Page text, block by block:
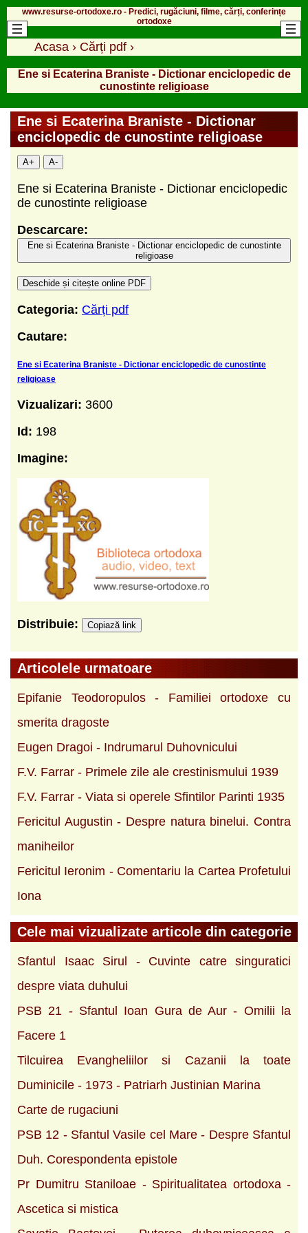
www.resurse-ortodoxe.ro - Predici, rugăciuni, filme, cărți, conferințe
ortodoxe
Acasa › Cărți pdf ›
Ene si Ecaterina Braniste - Dictionar enciclopedic de
cunostinte religioase
Ene si Ecaterina Braniste - Dictionar
enciclopedic de cunostinte religioase
A+ A-
Ene si Ecaterina Braniste - Dictionar enciclopedic
de cunostinte religioase
Descarcare:
Ene si Ecaterina Braniste - Dictionar enciclopedic de cunostinte
religioase
Deschide și citește online PDF
Categoria: Cărți pdf
Cautare:
Ene si Ecaterina Braniste - Dictionar enciclopedic de cunostinte
religioase
Vizualizari: 3600
Id: 198
Imagine:
Distribuie: Copiază link
Articolele urmatoare
Epifanie Teodoropulos - Familiei ortodoxe cu
smerita dragoste
Eugen Dragoi - Indrumarul Duhovnicului
F.V. Farrar - Primele zile ale crestinismului 1939
F.V. Farrar - Viata si operele Sfintilor Parinti 1935
Fericitul Augustin - Despre natura binelui. Contra
maniheilor
Fericitul Ieronim - Comentariu la Cartea Profetului
Iona
Cele mai vizualizate articole din categorie
Sfantul Isaac Sirul - Cuvinte catre singuratici
despre viata duhului
PSB 21 - Sfantul Ioan Gura de Aur - Omilii la
Facere 1
Tilcuirea Evangheliilor si Cazanii la toate
Duminicile - 1973 - Patriarh Justinian Marina
Carte de rugaciuni
PSB 12 - Sfantul Vasile cel Mare - Despre Sfantul
Duh. Corespondenta epistole
Pr Dumitru Staniloae - Spiritualitatea ortodoxa -
Ascetica si mistica